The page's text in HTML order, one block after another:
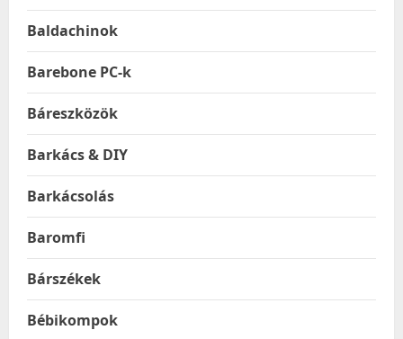
Baldachinok
Barebone PC-k
Báreszközök
Barkács & DIY
Barkácsolás
Baromfi
Bárszékek
Bébikompok